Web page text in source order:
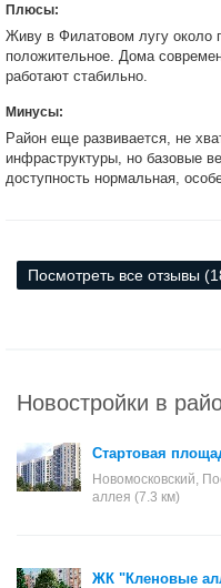
Плюсы:
Живу в Филатовом лугу около
положительное. Дома
работают стабильно.
Минусы:
Район еще развивается, не
инфраструктуры, но базовые
доступность нормальная,
Посмотреть все отзывы
Новостройки в
Стартовая
Новомосковский,
аллея (7.3 км)
ЖК "Кленовые